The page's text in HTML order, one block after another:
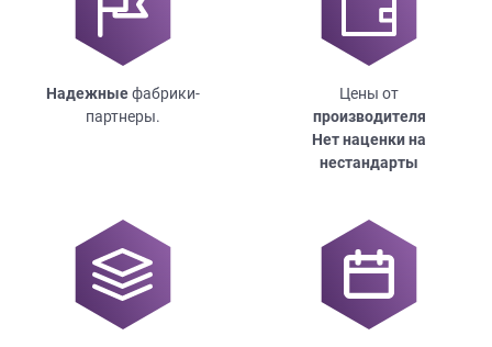
Надежныефабрики-
партнеры.
Цены от
производителя
Нет наценки на
нестандарты